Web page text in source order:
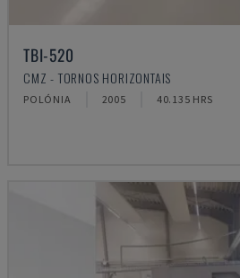
TBI-520
CMZ - TORNOS HORIZONTAIS
POLÓNIA 2005 40.135 HRS